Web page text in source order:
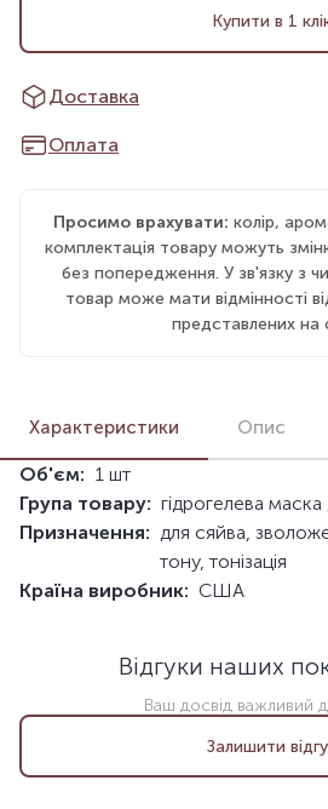
Купити в 1
Доставка
Оплата
Просимо врахувати: колір,
комплектація товару можуть
без попередження. У зв'язку з
товар може мати відмінності
представлених на
Характеристики Опис
Об'єм: 1 шт
Група товару: гідрогелева
Призначення: для сяйва,
тону, тонізація
Країна виробник: США
Відгуки наших
Ваш досвід важливий
Залишити